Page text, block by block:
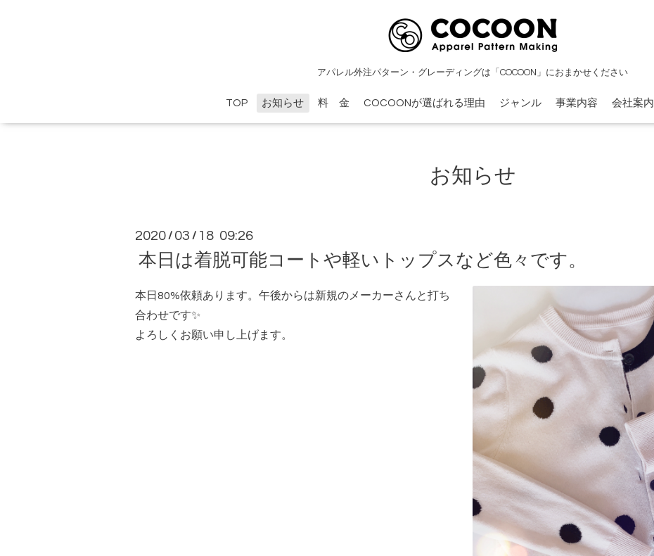
アパレル外注パターン・グレーディングは「COCOON」におまかせください
TOP お知らせ 料 金 COCOONが選ばれる理由 ジャンル 事業内容 会社案内
お知らせ
2020 / 03 / 18 09:26
本日は着脱可能コートや軽いトップスなど色々です。
本日80%依頼あります。午後からは新規のメーカーさんと打ち
合わせです✨
よろしくお願い申し上げます。